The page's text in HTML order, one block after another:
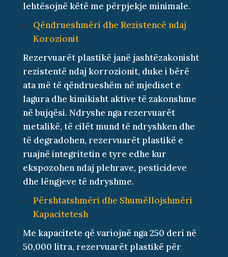
lehtësojnë këtë me përpjekje minimale.
Qëndrueshmëri dhe Rezistencë ndaj
Korozionit
Rezervuarët plastikë janë jashtëzakonisht
rezistentë ndaj korrozionit, duke i bërë
ata më të qëndrueshëm në mjediset e
lagura dhe kimikisht aktive të zakonshme
në bujqësi. Ndryshe nga rezervuarët
metalikë, të cilët mund të ndryshken dhe
të degradohen, rezervuarët plastikë e
ruajnë integritetin e tyre edhe kur
ekspozohen ndaj plehrave, pesticideve
dhe lëngjeve të ndryshme.
Përshtatshmëri dhe Shumëllojshmëri
Kapacitetesh
Me kapacitete që variojnë nga 250 deri në
50,000 litra, rezervuarët plastikë për